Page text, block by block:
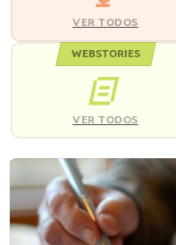
VER TODOS
WEBSTORIES
VER TODOS